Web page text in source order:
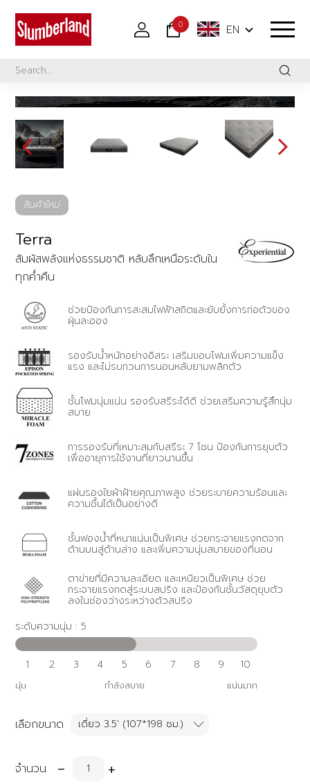
0 EN
สินค้าใหม่
Terra
สัมผัสพลังแห่งธรรมชาติ หลับลึกเหนือระดับใน
ทุกค่ำคืน
ช่วยป้องกันการสะสมไฟฟ้าสถิตและยับยั้งการก่อตัวของ
ฝุ่นละออง
รองรับน้ำหนักอย่างอิสระ เสริมขอบโฟมเพิ่มความแข็ง
แรง และไม่รบกวนการนอนหลับยามพลิกตัว
ชั้นโฟมนุ่มแน่น รองรับสรีระได้ดี ช่วยเสริมความรู้สึกนุ่ม
สบาย
การรองรับที่เหมาะสมกับสรีระ 7 โซน ป้องกันการยุบตัว
เพื่ออายุการใช้งานที่ยาวนานขึ้น
แผ่นรองใยผ้าฝ้ายคุณภาพสูง ช่วยระบายความร้อนและ
ความชื้นได้เป็นอย่างดี
ชั้นฟองน้ำที่หนาแน่นเป็นพิเศษ ช่วยกระจายแรงกดจาก
ด้านบนสู่ด้านล่าง และเพิ่มความนุ่มสบายของที่นอน
ตาข่ายที่มีความละเอียด และเหนียวเป็นพิเศษ ช่วย
กระจายแรงกดสู่ระบบสปริง และป้องกันชั้นวัสดุยุบตัว
ลงในช่องว่างระหว่างตัวสปริง
ระดับความนุ่ม : 5
1 2 3 4 5 6 7 8 9 10
นุ่ม กำลังสบาย แน่นมาก
เลือกขนาด
จำนวน - +